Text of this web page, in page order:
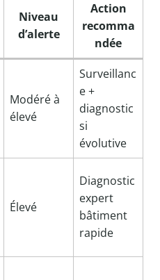
Niveau
d’alerte
Action
recomma
ndée
Modéré à
élevé
Surveillanc
e +
diagnostic
si
évolutive
Élevé
Diagnostic
expert
bâtiment
rapide